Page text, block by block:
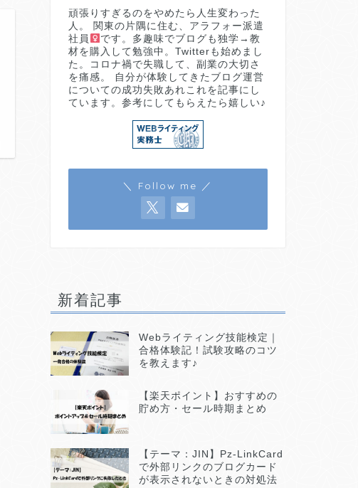
頑張りすぎるのをやめたら人生変わった
人。 関東の片隅に住む、アラフォー派遣
社員
です。多趣味でブログも独学→教
材を購入して勉強中。Twitterも始めまし
た。コロナ禍で失職して、副業の大切さ
を痛感。 自分が体験してきたブログ運営
についての成功失敗あれこれを記事にし
ています。参考にしてもらえたら嬉しい♪
＼ Follow me ／
新着記事
Webライティング技能検定｜
合格体験記！試験攻略のコツ
を教えます♪
【楽天ポイント】おすすめの
貯め方・セール時期まとめ
【テーマ：JIN】Pz-LinkCard
で外部リンクのブログカード
が表示されないときの対処法